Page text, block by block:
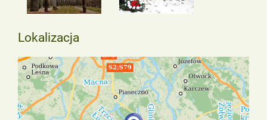
Lokalizacja